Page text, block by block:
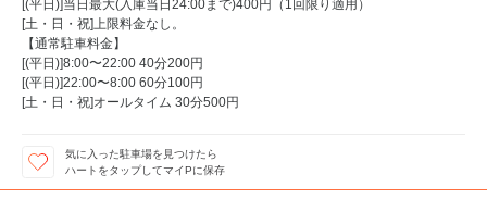
[(平日)]当日最大(入庫当日24:00まで)400円（1回限り適用）
[土・日・祝]上限料金なし。
【通常駐車料金】
[(平日)]8:00〜22:00 40分200円
[(平日)]22:00〜8:00 60分100円
[土・日・祝]オールタイム 30分500円
気に入った駐車場を見つけたら
ハートをタップしてマイPに保存